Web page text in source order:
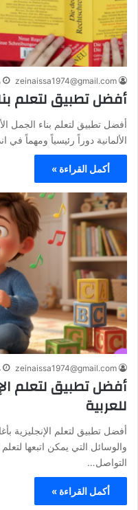
zeinaissa1974@gmail.com
أفضل تطبيق لتعلم
أفضل تطبيق لتعلم بناء الجمل
الألمانية دوراً رئيسياً ومهماً في
أكمل القراءة »
zeinaissa1974@gmail.com
أفضل تطبيق لتعلم
للعربية
أفضل تطبيق لتعلم الإنجليزية
والوسائل التي يمكن اتبعها لتعلم
التواصل…
أكمل القراءة »